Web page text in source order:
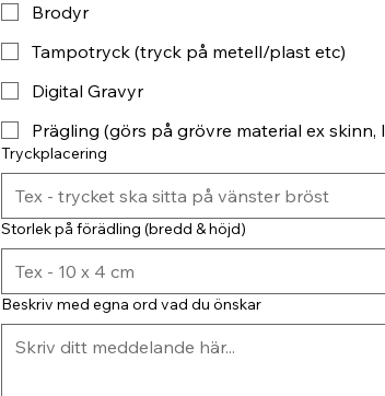
Brodyr
Tampotryck (tryck på metell/plast etc)
Digital Gravyr
Prägling (görs på grövre material ex skinn,
Tryckplacering
Storlek på förädling (bredd & höjd)
Beskriv med egna ord vad du önskar